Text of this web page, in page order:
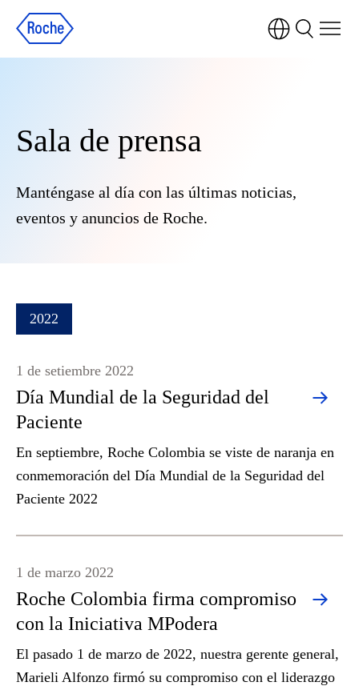
Sala de prensa
Manténgase al día con las últimas noticias,
eventos y anuncios de Roche.
2022
Día Mundial de la Seguridad del
Paciente
1 de setiembre 2022
En septiembre, Roche Colombia se viste de naranja en
conmemoración del Día Mundial de la Seguridad del
Paciente 2022
Roche Colombia firma compromiso
con la Iniciativa MPodera
1 de marzo 2022
El pasado 1 de marzo de 2022, nuestra gerente general,
Marieli Alfonzo firmó su compromiso con el liderazgo